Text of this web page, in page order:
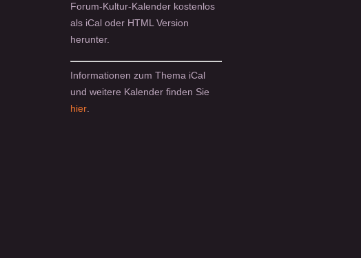
Forum-Kultur-Kalender kostenlos
als iCal oder HTML Version
herunter.
Informationen zum Thema iCal
und weitere Kalender finden Sie
hier